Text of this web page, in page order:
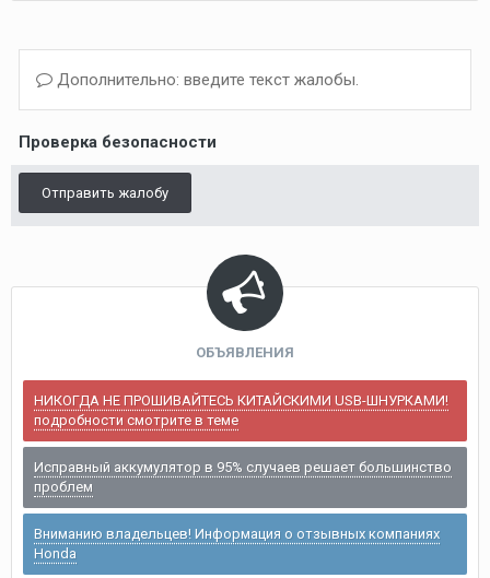
Дополнительно: введите текст жалобы.
Проверка безопасности
Отправить жалобу
ОБЪЯВЛЕНИЯ
НИКОГДА НЕ ПРОШИВАЙТЕСЬ КИТАЙСКИМИ USB-ШНУРКАМИ!
подробности смотрите в теме
Исправный аккумулятор в 95% случаев решает большинство
проблем
Вниманию владельцев! Информация о отзывных компаниях
Honda